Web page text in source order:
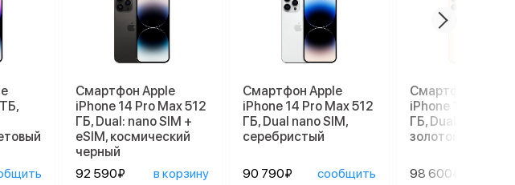
Смартфон Apple
iPhone 14 Pro Max 512
ГБ, Dual: nano SIM +
eSIM, космический
черный
92 590₽
в корзину
Смартфон Apple
iPhone 14 Pro Max 512
ГБ, Dual nano SIM,
серебристый
90 790₽ сообщить
Смартфон Apple
iPhone 14 Pro
ГБ, Dual nano SIM,
золотой
98 600₽